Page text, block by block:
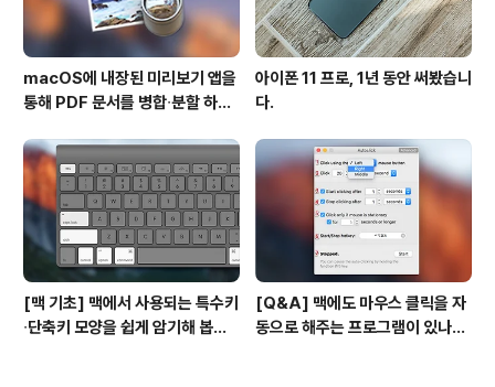
macOS에 내장된 미리보기 앱을
통해 PDF 문서를 병합∙분할 하는
아이폰 11 프로, 1년 동안 써봤습니
다.
[맥 기초] 맥에서 사용되는 특수키
∙단축키 모양을 쉽게 암기해 봅시
[Q&A] 맥에도 마우스 클릭을 자
동으로 해주는 프로그램이 있나